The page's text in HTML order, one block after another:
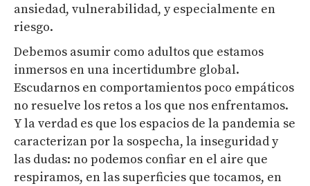
ansiedad, vulnerabilidad, y especialmente en
riesgo.
Debemos asumir como adultos que estamos
inmersos en una incertidumbre global.
Escudarnos en comportamientos poco empáticos
no resuelve los retos a los que nos enfrentamos.
Y la verdad es que los espacios de la pandemia se
caracterizan por la sospecha, la inseguridad y
las dudas: no podemos confiar en el aire que
respiramos, en las superficies que tocamos, en